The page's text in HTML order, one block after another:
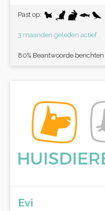
Past op:
3 maanden geleden actief
80% Beantwoorde berichten
Evi